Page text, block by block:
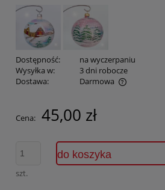
Dostępność:
na wyczerpaniu
Wysyłka w:
3 dni robocze
Dostawa:
Darmowa
Cena nie zawiera ewentualnych
Cena: 45,00 zł
szt.
do koszyka